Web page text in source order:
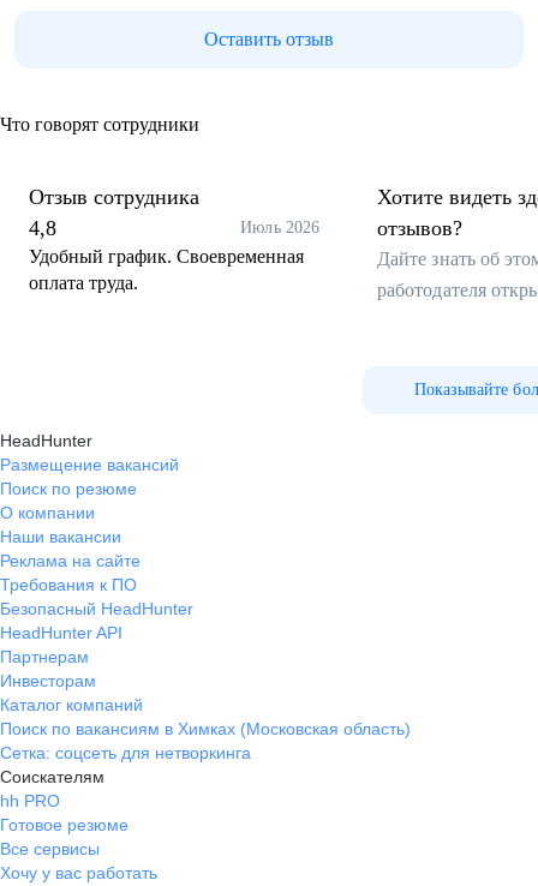
Оставить отзыв
Что говорят сотрудники
Отзыв сотрудника
4,8
Июль 2026
Удобный график. Своевременная
оплата труда.
Хотите видеть
отзывов?
Дайте знать об
работодателя
Показывайте
HeadHunter
Размещение вакансий
Поиск по резюме
О компании
Наши вакансии
Реклама на сайте
Требования к ПО
Безопасный HeadHunter
HeadHunter API
Партнерам
Инвесторам
Каталог компаний
Поиск по вакансиям в Химках (Московская область)
Сетка: соцсеть для нетворкинга
Соискателям
hh PRO
Готовое резюме
Все сервисы
Хочу у вас работать